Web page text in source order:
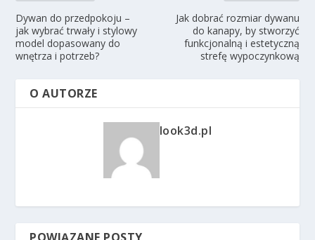
Dywan do przedpokoju –
jak wybrać trwały i stylowy
model dopasowany do
wnętrza i potrzeb?
Jak dobrać rozmiar dywanu
do kanapy, by stworzyć
funkcjonalną i estetyczną
strefę wypoczynkową
O AUTORZE
look3d.pl